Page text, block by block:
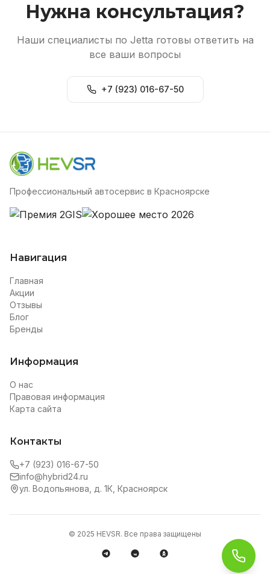
Нужна консультация?
Наши специалисты по Jetta готовы ответить на
все ваши вопросы
+7 (923) 016-67-50
Профессиональный автосервис в Красноярске
Навигация
Главная
Акции
Отзывы
Блог
Бренды
Информация
О нас
Правовая информация
Карта сайта
Контакты
+7 (923) 016-67-50
info@hybrid24.ru
ул. Водопьянова, д. 1К, Красноярск
© 2025 HEVSR. Все права защищены